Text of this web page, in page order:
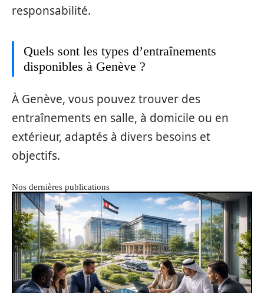
responsabilité.
Quels sont les types d’entraînements
disponibles à Genève ?
À Genève, vous pouvez trouver des
entraînements en salle, à domicile ou en
extérieur, adaptés à divers besoins et
objectifs.
Nos dernières publications